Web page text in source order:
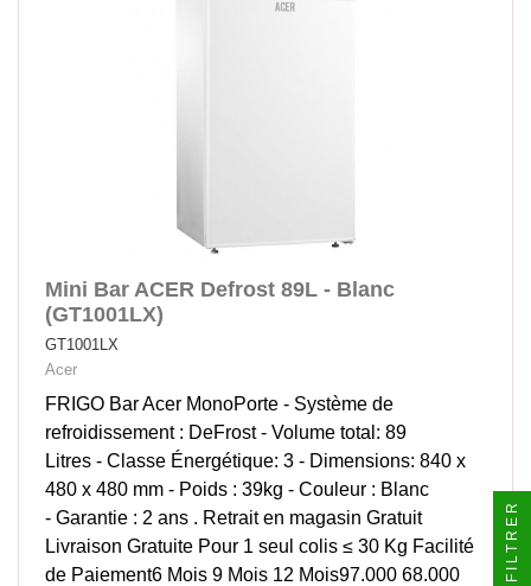
Mini Bar ACER Defrost 89L - Blanc
(GT1001LX)
GT1001LX
Acer
FRIGO Bar Acer MonoPorte - Système de
refroidissement : DeFrost - Volume total: 89
Litres - Classe Énergétique: 3 - Dimensions: 840 x
480 x 480 mm - Poids : 39kg - Couleur : Blanc
- Garantie : 2 ans . Retrait en magasin Gratuit
Livraison Gratuite Pour 1 seul colis ≤ 30 Kg Facilité
de Paiement6 Mois 9 Mois 12 Mois97.000 68.000
FILTRER